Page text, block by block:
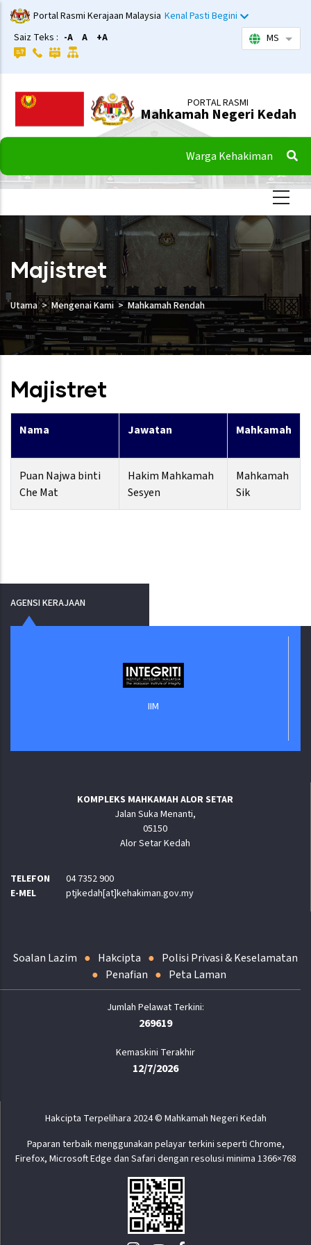
Langkau
ke
kandungan
utama
Portal Rasmi Kerajaan Malaysia Kenal Pasti Begini
Saiz Teks : -A A +A MS
PORTAL RASMI
Mahkamah Negeri Kedah
Warga Kehakiman
Majistret
Utama Mengenai Kami Mahkamah Rendah
Majistret
Nama Jawatan Mahkamah
Puan Najwa binti
Che Mat
Hakim Mahkamah
Sesyen
Mahkamah
Sik
AGENSI KERAJAAN
KOMPLEKS MAHKAMAH ALOR SETAR
Jalan Suka Menanti,
05150
Alor Setar Kedah
TELEFON
04 7352 900
E-MEL
ptjkedah[at]kehakiman.gov.my
Soalan Lazim Hakcipta
Polisi Privasi & Keselamatan
Penafian
Peta Laman
269619
Kemaskini Terakhir
12/7/2026
Hakcipta Terpelihara 2024 © Mahkamah Negeri Kedah
Paparan terbaik menggunakan pelayar terkini seperti Chrome,
Firefox, Microsoft Edge dan Safari dengan resolusi minima 1366×768